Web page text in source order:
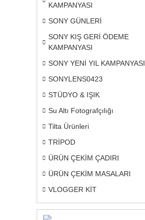
KAMPANYASI
SONY GÜNLERİ
SONY KIŞ GERİ ÖDEME
KAMPANYASI
SONY YENİ YIL KAMPANYASI
SONYLENS0423
STÜDYO & IŞIK
Su Altı Fotografçılığı
Tilta Ürünleri
TRİPOD
ÜRÜN ÇEKİM ÇADIRI
ÜRÜN ÇEKİM MASALARI
VLOGGER KİT